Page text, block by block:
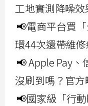
工地實測降噪
📢電商平台買
環44次還帶維
📢 Apple Pay
沒刷到嗎？官
📢國家級「行